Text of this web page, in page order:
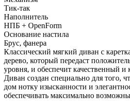
Тик-так
Наполнитель
НПБ + OpenForm
Основание настила
Брус, фанера
Классический мягкий диван с
дерево, который передаст
уровня, и обеспечит качественный
Диван создан специально для того,
дом нотку изысканности и
обеспечивать максимально